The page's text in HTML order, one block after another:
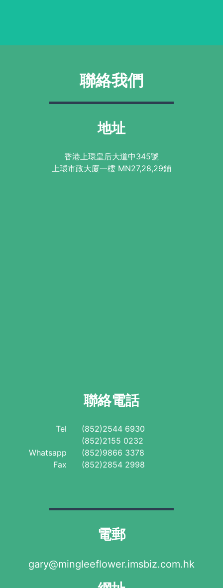
聯絡我們
地址
香港上環皇后大道中345號
上環市政大廈一樓 MN27,28,29鋪
聯絡電話
Tel
(852)2544 6930
(852)2155 0232
Whatsapp
(852)9866 3378
Fax
(852)2854 2998
電郵
gary@mingleeflower.imsbiz.com.hk